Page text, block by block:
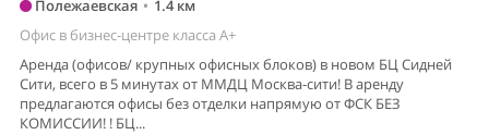
Полежаевская • 1.4 км
Офис в бизнес-центре класса A+
Аренда (офисов/ крупных офисных блоков) в новом БЦ Сидней
Сити, всего в 5 минутах от ММДЦ Москва-сити! В аренду
предлагаются офисы без отделки напрямую от ФСК БЕЗ
КОМИССИИ! ! БЦ...